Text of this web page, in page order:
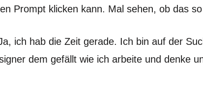
Prompt klicken kann. Mal sehen, ob das
ich hab die Zeit gerade. Ich bin auf der
dem gefällt wie ich arbeite und denke